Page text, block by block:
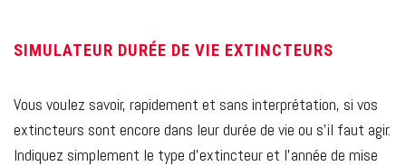
SIMULATEUR DURÉE DE VIE EXTINCTEURS
Vous voulez savoir, rapidement et sans interprétation, si vos
extincteurs sont encore dans leur durée de vie ou s’il faut agir.
Indiquez simplement le type d’extincteur et l’année de mise